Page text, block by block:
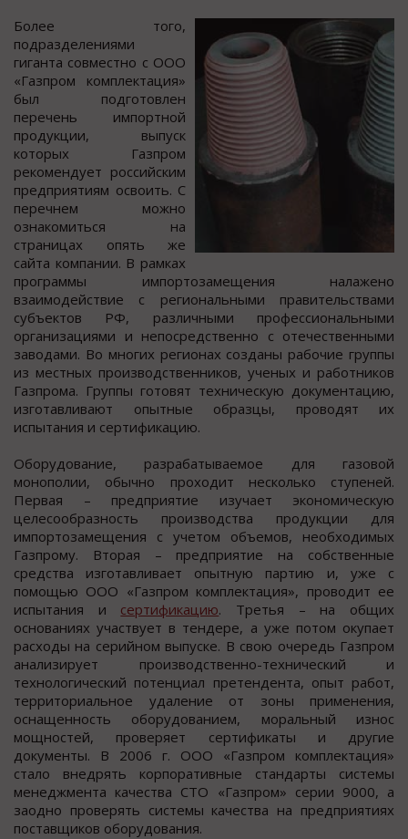
Более того,
подразделениями
гиганта совместно с ООО
«Газпром комплектация»
был подготовлен
перечень импортной
продукции, выпуск
которых Газпром
рекомендует российским
предприятиям освоить. С
перечнем можно
ознакомиться на
страницах опять же
сайта компании. В рамках
программы импортозамещения налажено
взаимодействие с региональными правительствами
субъектов РФ, различными профессиональными
организациями и непосредственно с отечественными
заводами. Во многих регионах созданы рабочие группы
из местных производственников, ученых и работников
Газпрома. Группы готовят техническую документацию,
изготавливают опытные образцы, проводят их
испытания и сертификацию.
Оборудование, разрабатываемое для газовой
монополии, обычно проходит несколько ступеней.
Первая – предприятие изучает экономическую
целесообразность производства продукции для
импортозамещения с учетом объемов, необходимых
Газпрому. Вторая – предприятие на собственные
средства изготавливает опытную партию и, уже с
помощью ООО «Газпром комплектация», проводит ее
испытания и сертификацию. Третья – на общих
основаниях участвует в тендере, а уже потом окупает
расходы на серийном выпуске. В свою очередь Газпром
анализирует производственно-технический и
технологический потенциал претендента, опыт работ,
территориальное удаление от зоны применения,
оснащенность оборудованием, моральный износ
мощностей, проверяет сертификаты и другие
документы. В 2006 г. ООО «Газпром комплектация»
стало внедрять корпоративные стандарты системы
менеджмента качества СТО «Газпром» серии 9000, а
заодно проверять системы качества на предприятиях
поставщиков оборудования.